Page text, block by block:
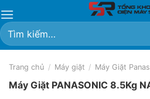
đến
nội
dung
Tìm
kiếm:
Trang chủ / Máy giặt / Máy Giặt
Máy Giặt PANASONIC 8.5Kg